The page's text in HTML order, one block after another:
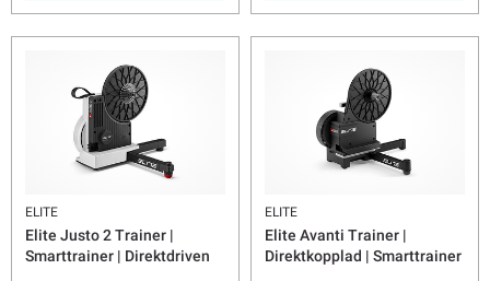
ELITE
Elite Justo 2 Trainer |
Smarttrainer | Direktdriven
ELITE
Elite Avanti Trainer |
Direktkopplad | Smarttrainer